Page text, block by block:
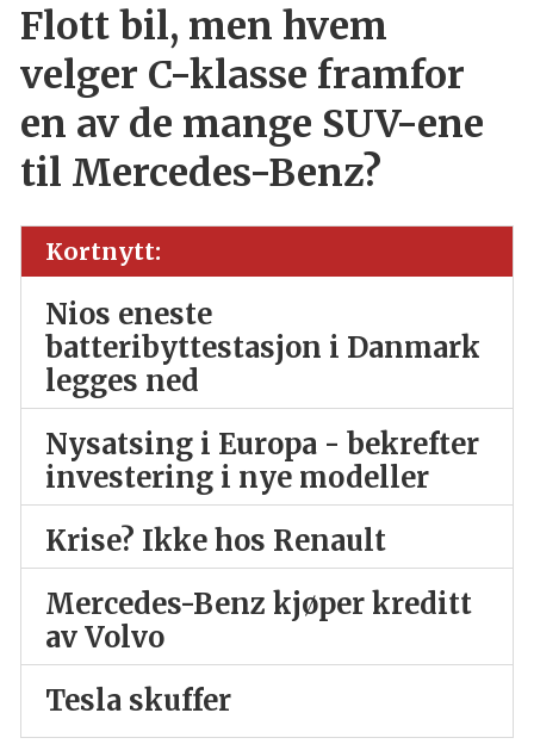
Flott bil, men hvem
velger C-klasse framfor
en av de mange SUV-ene
til Mercedes-Benz?
Kortnytt:
Nios eneste
batteribyttestasjon i Danmark
legges ned
Nysatsing i Europa - bekrefter
investering i nye modeller
Krise? Ikke hos Renault
Mercedes-Benz kjøper kreditt
av Volvo
Tesla skuffer